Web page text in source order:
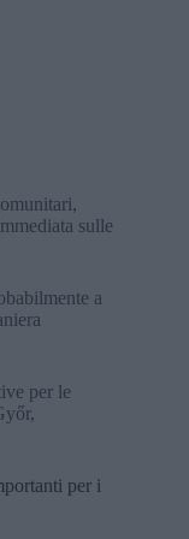
sulle
a
per le
per i